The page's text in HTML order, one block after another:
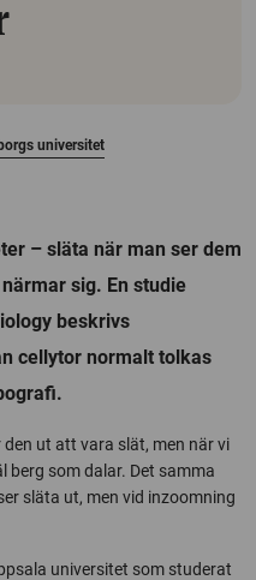
universitet
– släta när man ser dem
sig. En studie
beskrivs
cellytor normalt tolkas
ut att vara slät, men när vi
berg som dalar. Det samma
släta ut, men vid inzoomning
universitet som studerat